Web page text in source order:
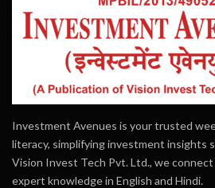
Investment Avenues is your trusted
literacy, simplifying investment insights
Vision Invest Tech Pvt. Ltd., we
expert knowledge in English and Hindi.